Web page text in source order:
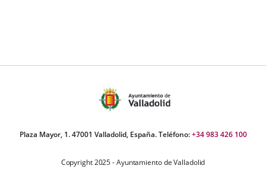
Plaza Mayor, 1. 47001 Valladolid, España. Teléfono:+34 983 426 100
Copyright 2025 - Ayuntamiento de Valladolid